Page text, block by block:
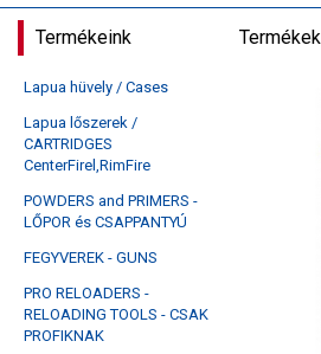
Termékeink
Lapua hüvely / Cases
Lapua lőszerek /
CARTRIDGES
CenterFirel,RimFire
POWDERS and PRIMERS -
LŐPOR és CSAPPANTYÚ
FEGYVEREK - GUNS
PRO RELOADERS -
RELOADING TOOLS - CSAK
PROFIKNAK
Termékek